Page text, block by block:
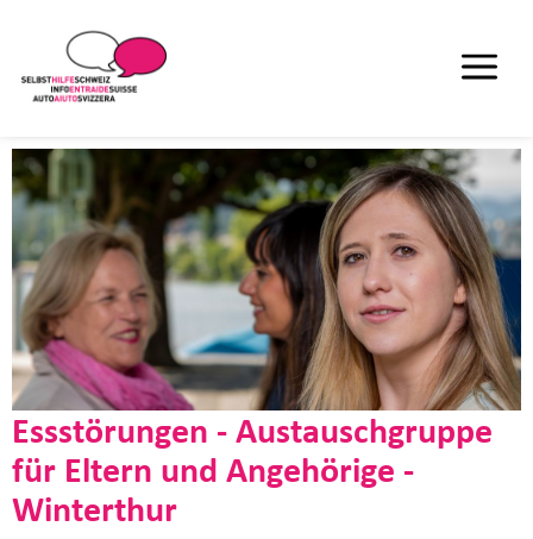
Essstörungen - Austauschgruppe
für Eltern und Angehörige -
Winterthur